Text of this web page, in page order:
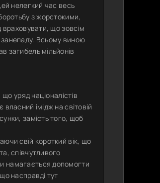
нелегкий час весь
з жорстокими,
враховувати, що зовсім
занепаду. Всьому виною
загибель мільйонів
уряд націоналістів
імідж на світовій
замість того, щоб
свій короткий вік, що
співчутливого
намагається допомогти
насправді тут